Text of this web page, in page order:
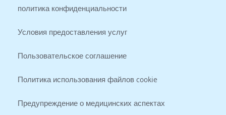
политика конфиденциальности
Условия предоставления услуг
Пользовательское соглашение
Политика использования файлов cookie
Предупреждение о медицинских аспектах